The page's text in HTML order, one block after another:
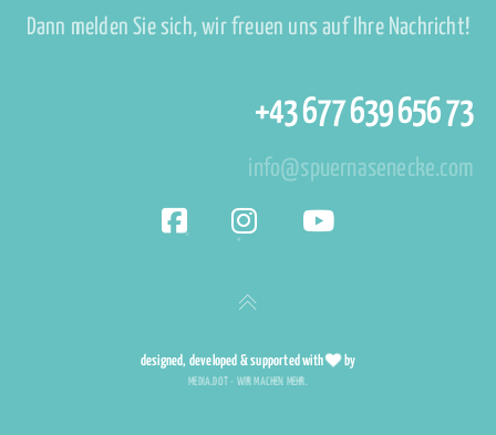
Dann melden Sie sich, wir freuen uns auf Ihre Nachricht!
+43 677 639 656 73
info@spuernasenecke.com
designed, developed & supported with by
MEDIA.DOT - WIR MACHEN MEHR.